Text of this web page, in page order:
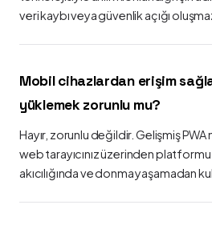
veri kaybı veya güvenlik açığı
Mobil cihazlardan erişim
yüklemek zorunlu mu?
Hayır, zorunlu değildir. Gelişmiş
web tarayıcınız üzerinden
akıcılığında ve donma yaşamadan